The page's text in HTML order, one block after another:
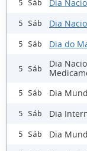
5 Sáb Dia
5 Sáb Dia
5 Sáb Dia do
5 Sáb
Dia
5 Sáb Dia
5 Sáb Dia
5 Sáb Dia